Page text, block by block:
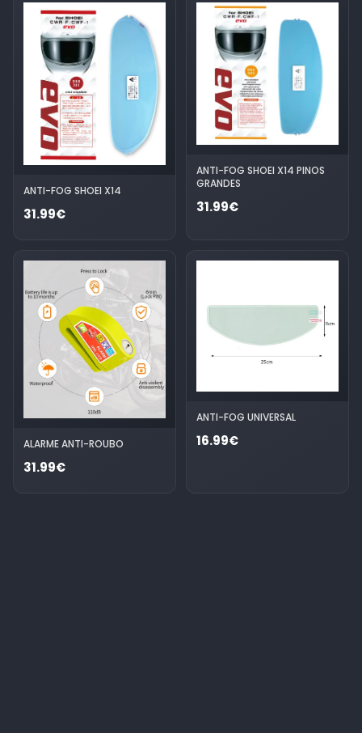
ANTI-FOG SHOEI X14
31.99€
ANTI-FOG SHOEI X14 PINOS
GRANDES
31.99€
ALARME ANTI-ROUBO
31.99€
ANTI-FOG UNIVERSAL
16.99€